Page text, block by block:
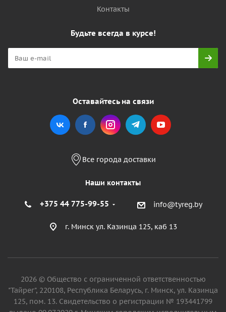
Контакты
Будьте всегда в курсе!
Оставайтесь на связи
Все города доставки
Наши контакты
+375 44 775-99-55 info@tyreg.by
г. Минск ул. Казинца 125, каб 13
2026 © Общество с ограниченной ответственностью
"Тайрег", 220108, Республика Беларусь, г. Минск, ул. Казинца
125, пом. 13. Свидетельство о регистрации № 193441799